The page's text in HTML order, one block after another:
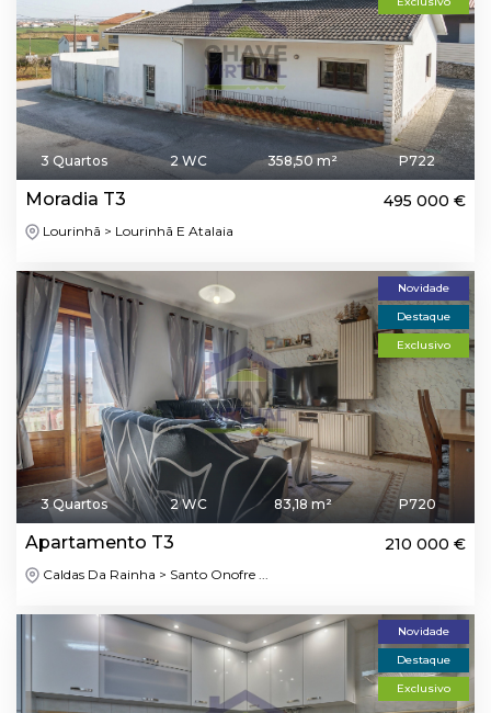
3 Quartos 2 WC 358,50 m² P722
Moradia T3 495 000 €
Lourinhã > Lourinhã E Atalaia
Novidade
Destaque
Exclusivo
3 Quartos 2 WC 83,18 m² P720
Apartamento T3 210 000 €
Caldas Da Rainha > Santo Onofre ...
Novidade
Destaque
Exclusivo